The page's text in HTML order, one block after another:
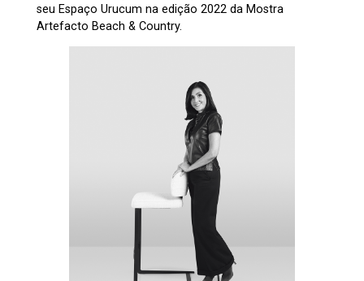
seu Espaço Urucum na edição 2022 da Mostra
Artefacto Beach & Country.